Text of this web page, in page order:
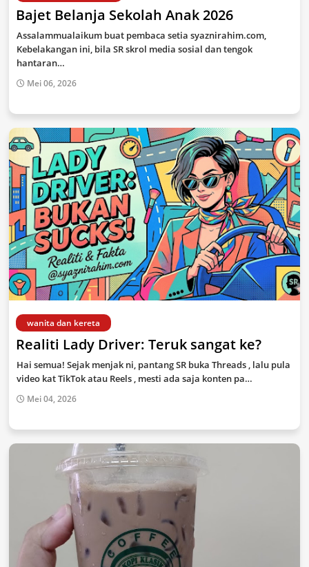
Bajet Belanja Sekolah Anak 2026
Assalammualaikum buat pembaca setia syaznirahim.com,
Kebelakangan ini, bila SR skrol media sosial dan tengok
hantaran…
Mei 06, 2026
wanita dan kereta
Realiti Lady Driver: Teruk sangat ke?
Hai semua! Sejak menjak ni, pantang SR buka Threads , lalu pula
video kat TikTok atau Reels , mesti ada saja konten pa…
Mei 04, 2026